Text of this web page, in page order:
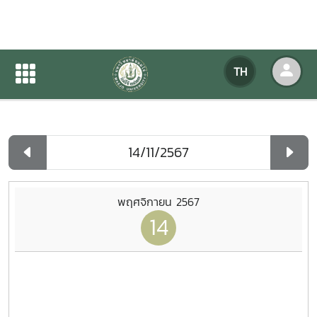
TH
ปฏิทินกิจกรรมของหน่วยงาน
ปฏิทินกิจกรรมของหน่วยงาน
พฤศจิกายน 2567
14